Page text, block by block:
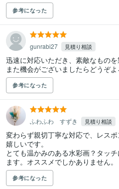
参考になった
gunrabi27 見積り相談
迅速に対応いただき、素敵なものを
また機会がございましたらどうぞよ
参考になった
ふわふわ すずき 見積り相談
変わらず親切丁寧な対応で、レスポ
嬉しいです。
とても温かみのある水彩画？タッ
参考になった